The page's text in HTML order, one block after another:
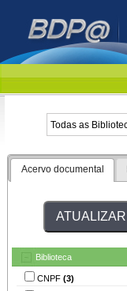
Acervo documental
Biblioteca
CNPF (3)